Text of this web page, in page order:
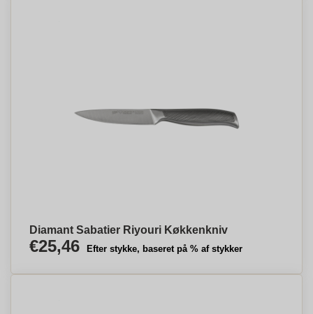
Diamant Sabatier Riyouri Køkkenkniv
€25,46 Efter stykke, baseret på % af stykker